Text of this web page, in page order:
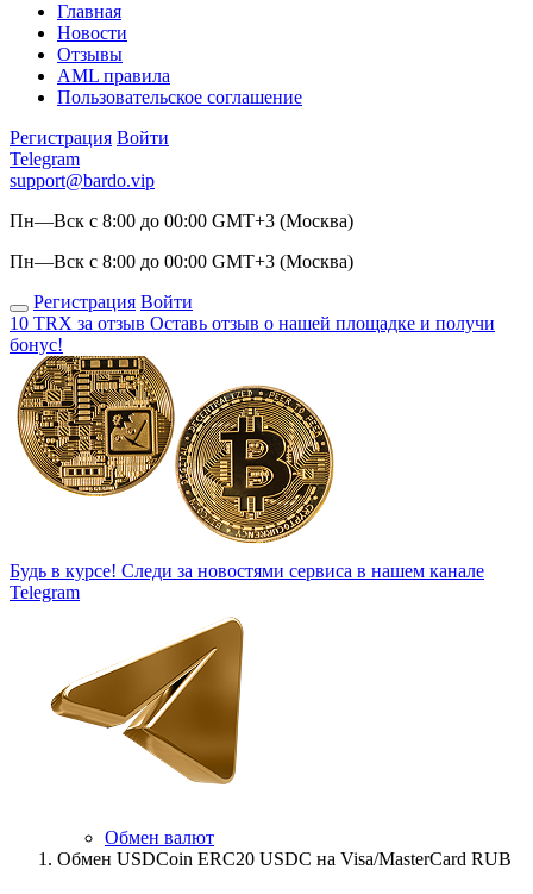
Главная
Новости
Отзывы
AML правила
Пользовательское соглашение
Регистрация Войти
Telegram
support@bardo.vip
Пн—Вск с 8:00 до 00:00 GMT+3 (Москва)
Пн—Вск с 8:00 до 00:00 GMT+3 (Москва)
Регистрация Войти
10 TRX за отзыв Оставь отзыв о нашей площадке и получи
бонус!
Будь в курсе! Следи за новостями сервиса в нашем канале
Telegram
Обмен валют
Обмен USDCoin ERC20 USDC на Visa/MasterCard RUB